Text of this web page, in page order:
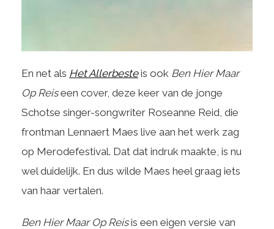
En net als Het Allerbesteis ook Ben Hier Maar
Op Reiseen cover, deze keer van de jonge
Schotse singer-songwriter Roseanne Reid, die
frontman Lennaert Maes live aan het werk zag
op Merodefestival. Dat dat indruk maakte, is nu
wel duidelijk. En dus wilde Maes heel graag iets
van haar vertalen.
Ben Hier Maar Op Reisis een eigen versie van